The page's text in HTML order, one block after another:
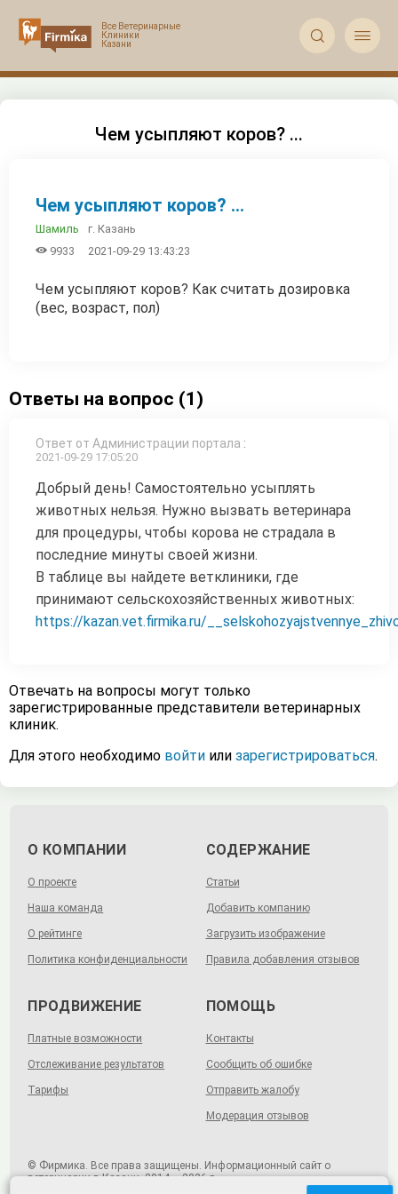
 
Чем усыпляют коров? ...
Чем усыпляют коров? ...
Шамиль г. Казань
 9933 2021-09-29 13:43:23
Чем усыпляют коров? Как считать дозировка
(вес, возраст, пол)
Ответы на вопрос (1)
Ответ от Администрации портала :
2021-09-29 17:05:20
Добрый день! Самостоятельно усыплять
животных нельзя. Нужно вызвать ветеринара
для процедуры, чтобы корова не страдала в
последние минуты своей жизни.
В таблице вы найдете ветклиники, где
принимают сельскохозяйственных животных:
https://kazan.vet.firmika.ru/
Отвечать на вопросы могут только
зарегистрированные представители ветеринарных
клиник.
Для этого необходимо войти или зарегистрироваться.
О КОМПАНИИ
О проекте
Наша команда
О рейтинге
Политика конфиденциальности
СОДЕРЖАНИЕ
Статьи
Добавить компанию
Загрузить изображение
Правила добавления отзывов
ПРОДВИЖЕНИЕ
Платные возможности
Отслеживание результатов
Тарифы
ПОМОЩЬ
Контакты
Сообщить об ошибке
Отправить жалобу
Модерация отзывов
© Фирмика. Все права защищены. Информационный сайт о
ветеринарии в Казани, 2014 – 2026 г.